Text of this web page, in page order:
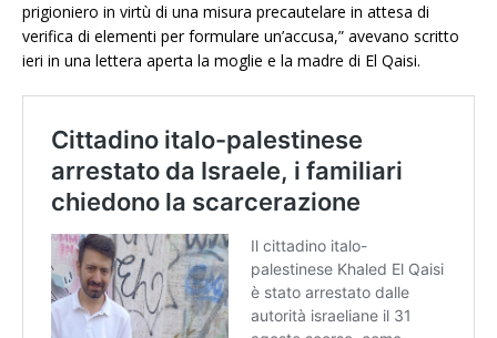
prigioniero in virtù di una misura precautelare in attesa di
verifica di elementi per formulare un’accusa,” avevano scritto
ieri in una lettera aperta la moglie e la madre di El Qaisi.